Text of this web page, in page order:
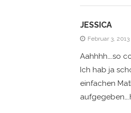
JESSICA
Februar 3, 2013
Aahhhh….so
Ich hab ja
einfachen